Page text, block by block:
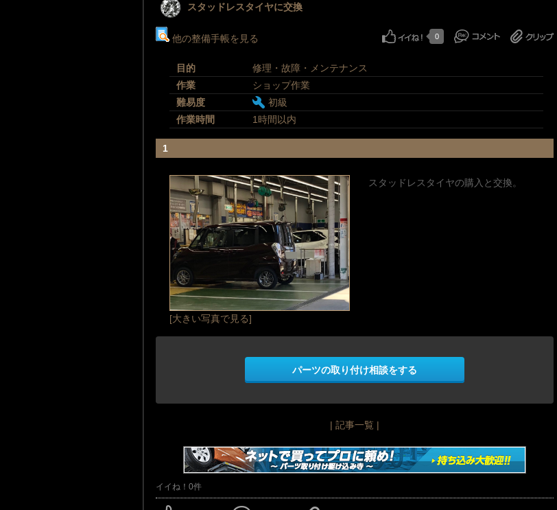
スタッドレスタイヤに交換
他の整備手帳を見る 0
目的
修理・故障・メンテナンス
作業
ショップ作業
難易度
初級
作業時間
1時間以内
1
[大きい写真で見る]
スタッドレスタイヤの購入と交換。
パーツの取り付け相談をする
| 記事一覧 |
イイね！0件